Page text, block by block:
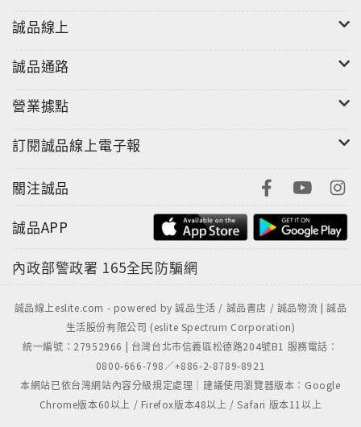
"
誠品線上
誠品通路
營業據點
訂閱誠品線上電子報
關注誠品
誠品APP
內政部警政署 165全民防騙網
誠品線上eslite.com - powered by 誠品生活 / 誠品書店 / 誠品物流 | 誠品
生活股份有限公司 (eslite Spectrum Corporation)
統一編號：27952966 | 台灣台北市信義區松德路204號B1 服務電話：
0800-666-798／+886-2-8789-8921
本網站已依台灣網站內容分級規定處理｜建議使用瀏覽器版本：Google
Chrome版本60以上 / Firefox版本48以上 / Safari 版本11以上